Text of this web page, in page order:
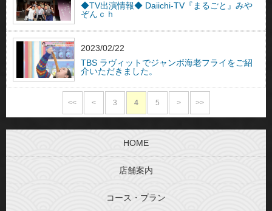
◆TV出演情報◆ Daiichi-TV『まるごと』みや
ぞんｃｈ
2023/02/22
TBS ラヴィットでジャンボ海老フライをご紹
介いただきました。
<< < 3 4 5 > >>
HOME
店舗案内
コース・プラン